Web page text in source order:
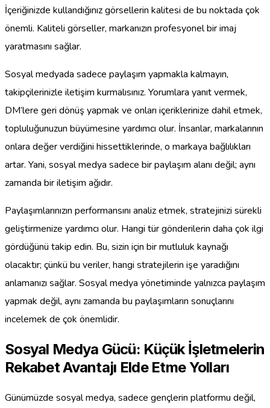
İçeriğinizde kullandığınız görsellerin kalitesi de bu noktada çok
önemli. Kaliteli görseller, markanızın profesyonel bir imaj
yaratmasını sağlar.
Sosyal medyada sadece paylaşım yapmakla kalmayın,
takipçilerinizle iletişim kurmalısınız. Yorumlara yanıt vermek,
DM’lere geri dönüş yapmak ve onları içeriklerinize dahil etmek,
topluluğunuzun büyümesine yardımcı olur. İnsanlar, markalarının
onlara değer verdiğini hissettiklerinde, o markaya bağlılıkları
artar. Yani, sosyal medya sadece bir paylaşım alanı değil; aynı
zamanda bir iletişim ağıdır.
Paylaşımlarınızın performansını analiz etmek, stratejinizi sürekli
geliştirmenize yardımcı olur. Hangi tür gönderilerin daha çok ilgi
gördüğünü takip edin. Bu, sizin için bir mutluluk kaynağı
olacaktır; çünkü bu veriler, hangi stratejilerin işe yaradığını
anlamanızı sağlar. Sosyal medya yönetiminde yalnızca paylaşım
yapmak değil, aynı zamanda bu paylaşımların sonuçlarını
incelemek de çok önemlidir.
Sosyal Medya Gücü: Küçük İşletmelerin
Rekabet Avantajı Elde Etme Yolları
Günümüzde sosyal medya, sadece gençlerin platformu değil,